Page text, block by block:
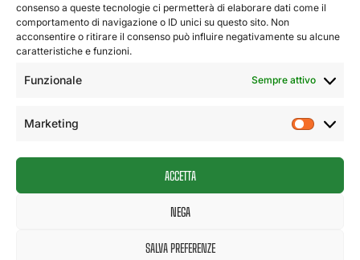
consenso a queste tecnologie ci permetterà di elaborare dati come il
comportamento di navigazione o ID unici su questo sito. Non
acconsentire o ritirare il consenso può influire negativamente su alcune
caratteristiche e funzioni.
Funzionale Sempre attivo
Marketing
ACCETTA
NEGA
SALVA PREFERENZE